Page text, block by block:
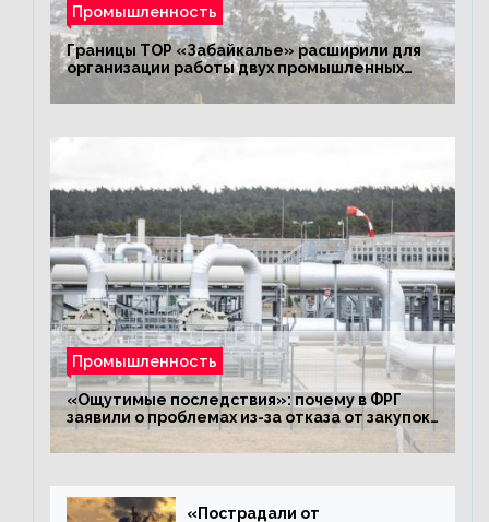
Промышленность
Границы ТОР «Забайкалье» расширили для
организации работы двух промышленных
предприятий
Промышленность
«Ощутимые последствия»: почему в ФРГ
заявили о проблемах из-за отказа от закупок
российского газа
«Пострадали от